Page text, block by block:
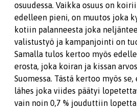
osuudessa. Vaikka osuus on
edelleen pieni, on muutos joka
kotiin palanneesta joka
valistustyö ja kampanjointi on
Samalla tulos kertoo myös
erosta, joka koiran ja kissan
Suomessa. Tästä kertoo myös
lähes joka viides päätyi
vain noin 0,7 % jouduttiin